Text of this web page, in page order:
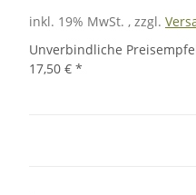
inkl. 19% MwSt. , zzgl.
Unverbindliche
17,50 € *